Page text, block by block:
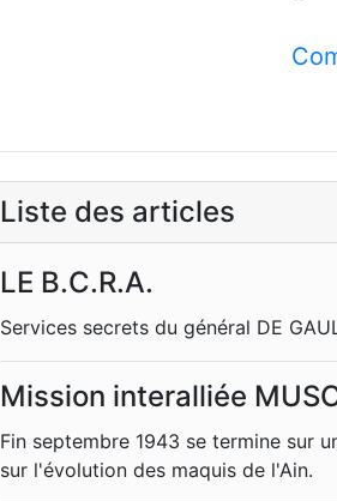
Liste des articles
LE B.C.R.A.
Services secrets du général DE
Mission interalliée
Fin septembre 1943 se termine sur
sur l'évolution des maquis de l'Ain.